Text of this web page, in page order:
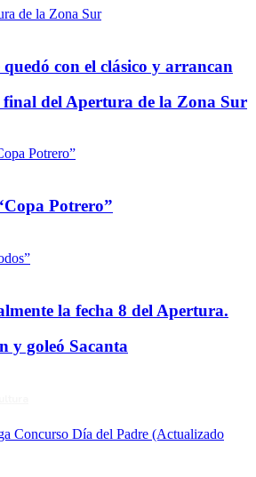
con el clásico y arrancan
final del Apertura de la Zona Sur
Potrero”
la fecha 8 del Apertura.
y goleó Sacanta